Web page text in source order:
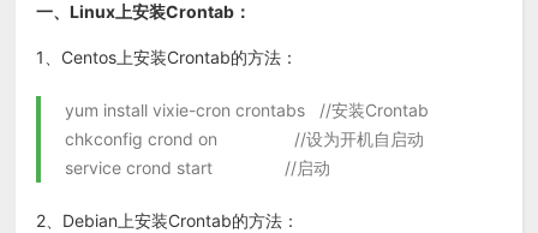
一、Linux上安装Crontab：
1、Centos上安装Crontab的方法：
yum install vixie-cron crontabs //安装Crontab
chkconfig crond on //设为开机自启动
service crond start //启动
2、Debian上安装Crontab的方法：